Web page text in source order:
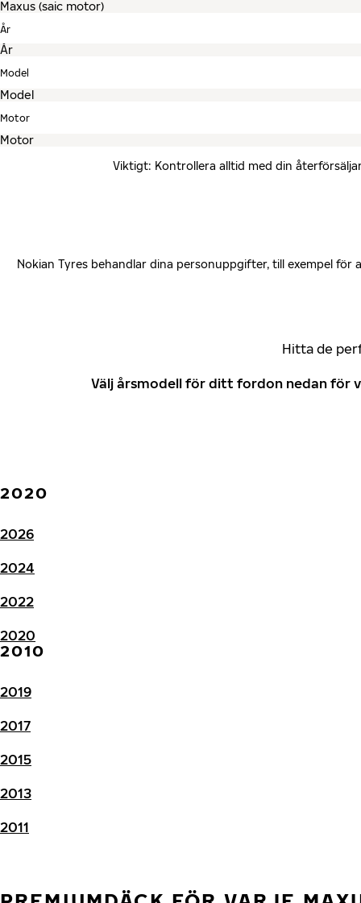
År
Model
Motor
Viktigt: Kontrollera alltid med din
Nokian Tyres behandlar dina personuppgifter, till exempel
Hitta de
Välj årsmodell för ditt fordon nedan för
2020
2026
2024
2022
2020
2010
2019
2017
2015
2013
2011